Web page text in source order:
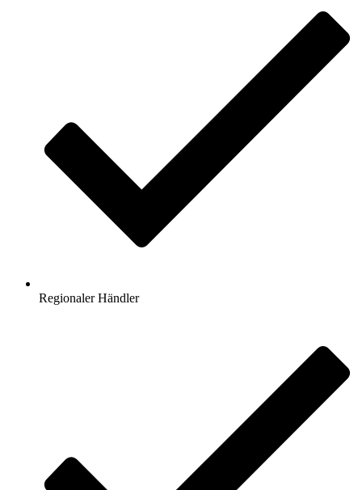
Regionaler Händler